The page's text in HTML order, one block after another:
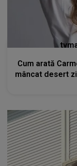
Cum arată
mâncat desert